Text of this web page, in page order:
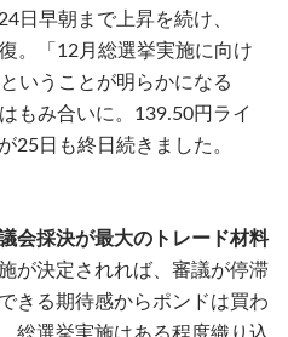
日早朝まで上昇を続け、
。「12月総選挙実施に向け
いうことが明らかになる
もみ合いに。139.50円ライ
25日も終日続きました。
会採決が最大のトレード材料
が決定されれば、審議が停滞
きる期待感からポンドは買わ